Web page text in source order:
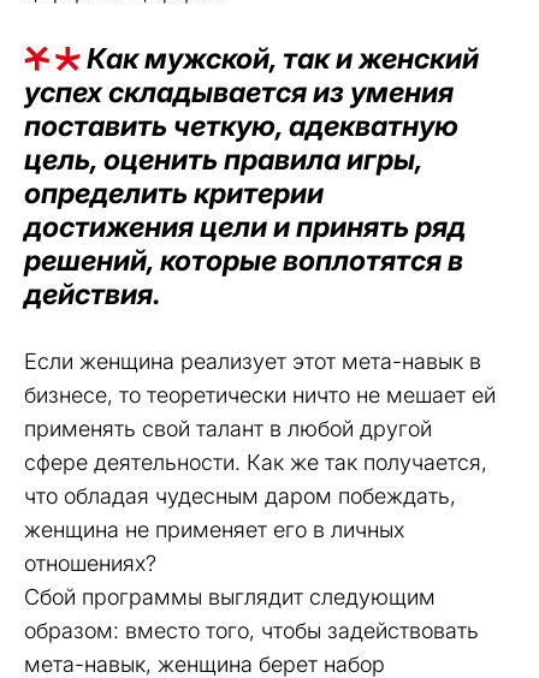
Как мужской, так и женский
успех складывается из умения
поставить четкую, адекватную
цель, оценить правила игры,
определить критерии
достижения цели и принять ряд
решений, которые воплотятся в
действия.
Если женщина реализует этот мета-навык в
бизнесе, то теоретически ничто не мешает ей
применять свой талант в любой другой
сфере деятельности. Как же так получается,
что обладая чудесным даром побеждать,
женщина не применяет его в личных
отношениях?
Сбой программы выглядит следующим
образом: вместо того, чтобы задействовать
мета-навык, женщина берет набор